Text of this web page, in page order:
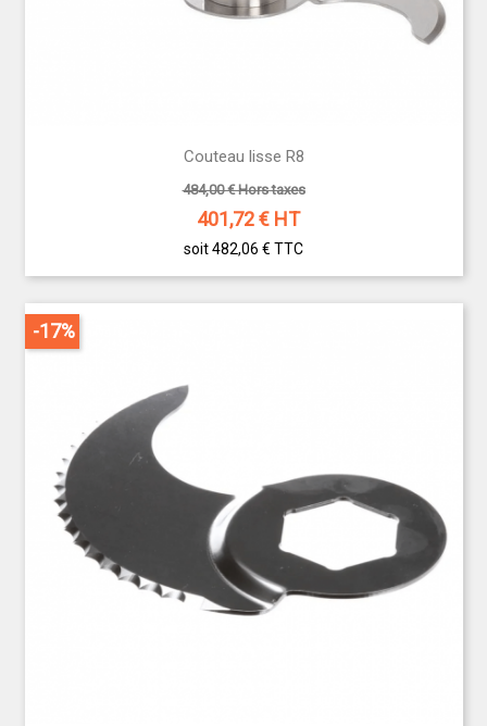
Couteau lisse R8
484,00 € Hors taxes
401,72€ HT
soit 482,06 € TTC
-17%